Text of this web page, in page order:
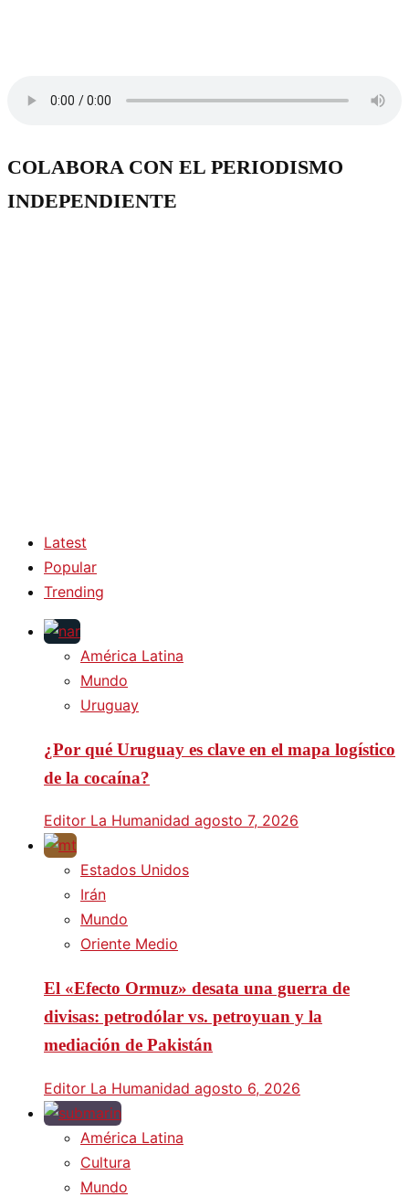
COLABORA CON EL PERIODISMO
INDEPENDIENTE
Latest
Popular
Trending
América Latina
Mundo
Uruguay
¿Por qué Uruguay es clave en el mapa logístico
de la cocaína?
Editor La Humanidad agosto 7, 2026
Estados Unidos
Irán
Mundo
Oriente Medio
El «Efecto Ormuz» desata una guerra de
divisas: petrodólar vs. petroyuan y la
mediación de Pakistán
Editor La Humanidad agosto 6, 2026
América Latina
Cultura
Mundo